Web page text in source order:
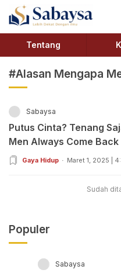
Sabaysa
Lebih Dekat Dengan Ilmu
Tentang
#Alasan Mengapa
Sabaysa
Putus Cinta? Tenang
Men Always Come Back
Gaya Hidup Maret 1, 2025 |
Sudah
Populer
Sabaysa